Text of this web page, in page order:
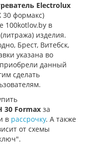
Electrolux
30 формакс)
100kotlov.by в
изделия.
Брест, Витебск,
указана во
данный
сделать
30 Formax за
в рассрочку. А также
от схемы